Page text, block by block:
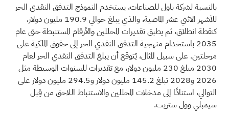
بالنسبة لشركة باول للصناعات، يستخدم النموذج التدفق النقدي الحر
للأشهر الاثني عشر الماضية، والذي يبلغ حوالي 190.9 مليون دولار،
كنقطة انطلاق، ثم يطبق تقديرات المحللين والأرقام المستنبطة حتى عام
2035 باستخدام منهجية التدفق النقدي الحر إلى حقوق الملكية على
مرحلتين. على سبيل المثال، يُتوقع أن يبلغ التدفق النقدي الحر لعام
2030 مبلغ 230 مليون دولار، مع تقديرات للسنوات الوسيطة مثل
2026 و2028 تبلغ 145.2 مليون دولار و294.5 مليون دولار على
التوالي، استنادًا إلى مدخلات المحللين والاستنباط اللاحق من قِبل
سيمبلي وول ستريت.